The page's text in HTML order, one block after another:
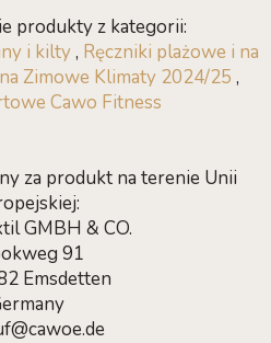
produkty z kategorii:
i kilty, Ręczniki plażowe i na
Zimowe Klimaty 2024/25 ,
Cawo Fitness
za produkt na terenie Unii
GMBH & CO.
91
Emsdetten